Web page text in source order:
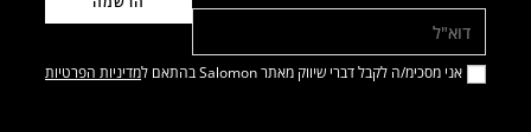
אני מסכימ/ה לקבל דברי שיווק מאתר Salomon בהתאם ל מדיניות הפרטיות